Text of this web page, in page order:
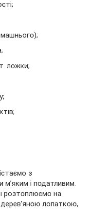
ложки;
з
і податливим.
розтоплюємо на
лопаткою,